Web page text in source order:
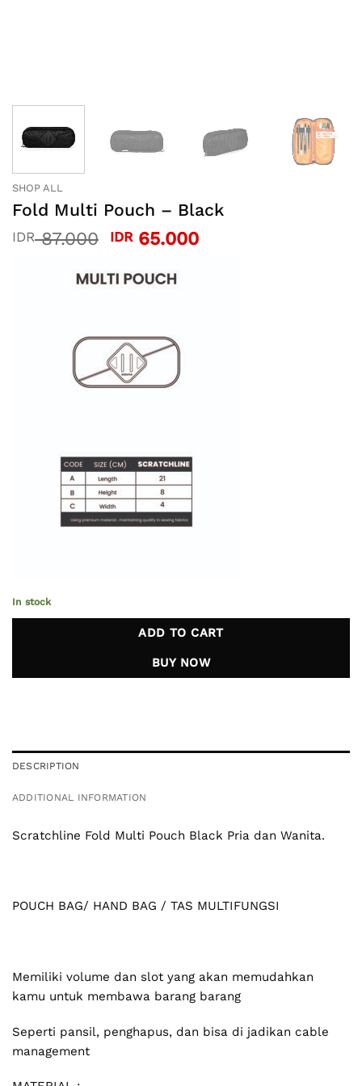
SHOP ALL
Fold Multi Pouch – Black
IDR87.000 Original
was:
IDR 87.000.
IDR65.000Current
In stock
ADD TO CART
BUY NOW
DESCRIPTION
ADDITIONAL INFORMATION
Scratchline Fold Multi Pouch Black Pria dan Wanita.
POUCH BAG/ HAND BAG / TAS MULTIFUNGSI
Memiliki volume dan slot yang akan memudahkan
kamu untuk membawa barang barang
Seperti pansil, penghapus, dan bisa di jadikan cable
management